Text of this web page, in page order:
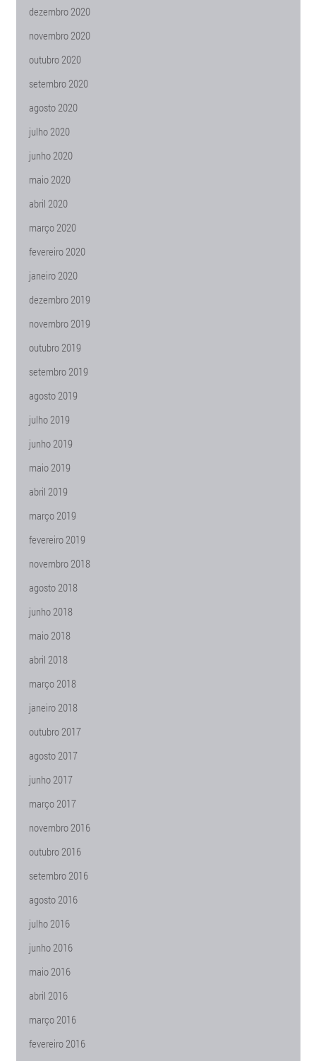
dezembro 2020
novembro 2020
outubro 2020
setembro 2020
agosto 2020
julho 2020
junho 2020
maio 2020
abril 2020
março 2020
fevereiro 2020
janeiro 2020
dezembro 2019
novembro 2019
outubro 2019
setembro 2019
agosto 2019
julho 2019
junho 2019
maio 2019
abril 2019
março 2019
fevereiro 2019
novembro 2018
agosto 2018
junho 2018
maio 2018
abril 2018
março 2018
janeiro 2018
outubro 2017
agosto 2017
junho 2017
março 2017
novembro 2016
outubro 2016
setembro 2016
agosto 2016
julho 2016
junho 2016
maio 2016
abril 2016
março 2016
fevereiro 2016